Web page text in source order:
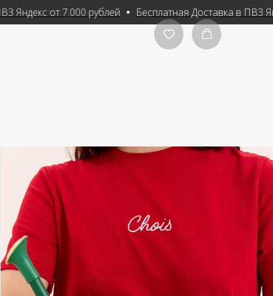
Яндекс от 7.000 рублей Бесплатная Доставка в ПВЗ